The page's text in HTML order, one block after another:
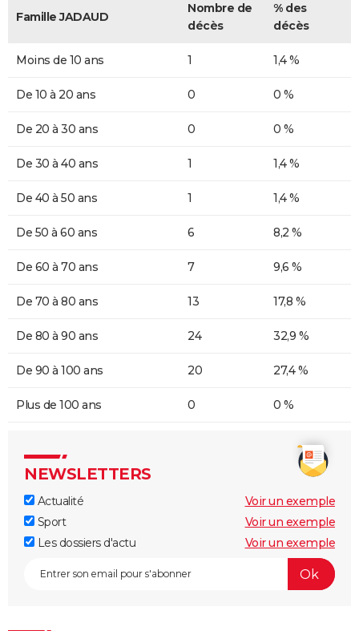
Famille JADAUD
Nombre de
décès
% des
décès
Moins de 10 ans 1 1,4 %
De 10 à 20 ans 0 0 %
De 20 à 30 ans 0 0 %
De 30 à 40 ans 1 1,4 %
De 40 à 50 ans 1 1,4 %
De 50 à 60 ans 6 8,2 %
De 60 à 70 ans 7 9,6 %
De 70 à 80 ans 13 17,8 %
De 80 à 90 ans 24 32,9 %
De 90 à 100 ans 20 27,4 %
Plus de 100 ans 0 0 %
NEWSLETTERS
Actualité
Voir un exemple
Sport
Voir un exemple
Les dossiers d'actu
Voir un exemple